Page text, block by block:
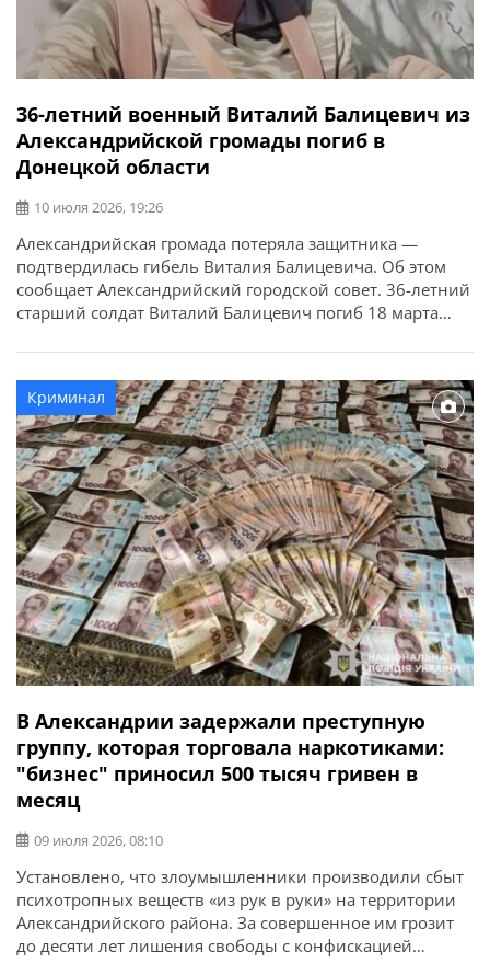
36-летний военный Виталий Балицевич из
Александрийской громады погиб в
Донецкой области
10 июля 2026, 19:26
Александрийская громада потеряла защитника —
подтвердилась гибель Виталия Балицевича. Об этом
сообщает Александрийский городской совет. 36-летний
старший солдат Виталий Балицевич погиб 18 марта
Волновахском районе Донецкой области. У бойца
остались жена, отец и мать. Выражаем искренние
соболезнования родным и близким.
Криминал
В Александрии задержали преступную
группу, которая торговала наркотиками:
"бизнес" приносил 500 тысяч гривен в
месяц
09 июля 2026, 08:10
Установлено, что злоумышленники производили сбыт
психотропных веществ «из рук в руки» на территории
Александрийского района. За совершенное им грозит
до десяти лет лишения свободы с конфискацией